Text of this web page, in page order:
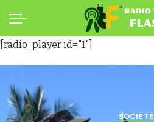
[radio_player id="1"]
SOCIÉTÉ